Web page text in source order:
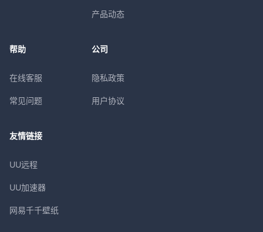
产品动态
帮助
在线客服
常见问题
公司
隐私政策
用户协议
友情链接
UU远程
UU加速器
网易千千壁纸